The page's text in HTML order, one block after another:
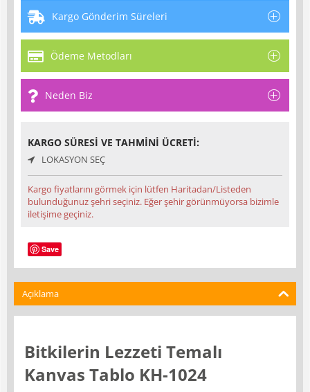
Kargo Gönderim Süreleri
Ödeme Metodları
Neden Biz
KARGO SÜRESI VE TAHMINI ÜCRETI:
LOKASYON SEÇ
Kargo fiyatlarını görmek için lütfen Haritadan/Listeden
bulunduğunuz şehri seçiniz. Eğer şehir görünmüyorsa bizimle
iletişime geçiniz.
Save
Açıklama
Bitkilerin Lezzeti Temalı
Kanvas Tablo KH-1024